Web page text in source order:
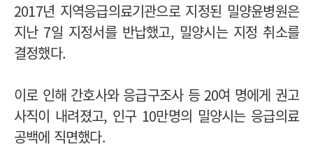
2017년 지역응급의료기관으로 지정된 밀양윤병원은
지난 7일 지정서를 반납했고, 밀양시는 지정 취소를
결정했다.
이로 인해 간호사와 응급구조사 등 20여 명에게 권고
사직이 내려졌고, 인구 10만명의 밀양시는 응급의료
공백에 직면했다.